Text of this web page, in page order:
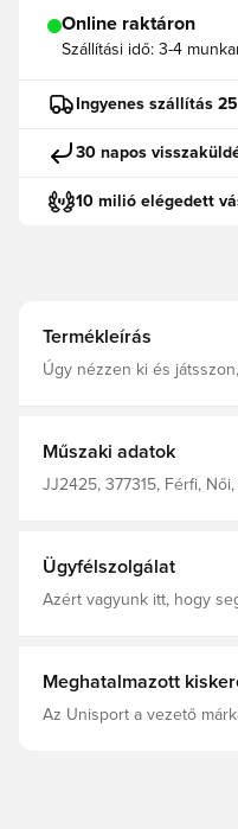
Online raktáron
Szállítási idő: 3-4
Ingyenes szállítás
30 napos
10 milió elégedett
Termékleírás
Úgy nézzen ki és
100% újrafeldolgozott
Műszaki adatok
JJ2425, 377315, Férfi,
Ügyfélszolgálat
Azért vagyunk itt, hogy
Meghatalmazott
Az Unisport a vezető